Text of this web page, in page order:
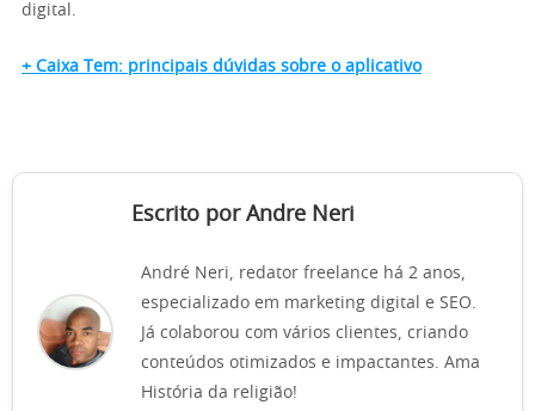
digital.
+ Caixa Tem: principais dúvidas sobre o aplicativo
Escrito por Andre Neri
André Neri, redator freelance há 2 anos,
especializado em marketing digital e SEO.
Já colaborou com vários clientes, criando
conteúdos otimizados e impactantes. Ama
História da religião!